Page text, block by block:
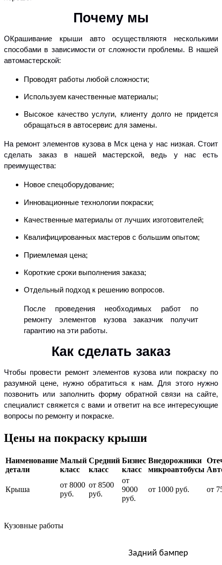
Почему мы
ОКрашивание крыши авто осуществляютя несколькими
способами в зависимости от сложности проблемы. В нашей
автомастерской:
Проводят работы любой сложности;
Используем качественные материалы;
Высокое качество услуги, клиенту долго не придется
обращаться в автосервис для замены.
На ремонт элементов кузова в Мск цена у нас низкая. Стоит
сделать заказ в нашей мастерской, ведь у нас есть
преимущества:
Новое спецоборудование;
Инновационные технологии покраски;
Качественные материалы от лучших изготовителей;
Квалифицированных мастеров с большим опытом;
Приемлемая цена;
Короткие сроки выполнения заказа;
Отдельный подход к решению вопросов.
После проведения необходимых работ по
ремонту элементов кузова заказчик получит
гарантию на эти работы.
Как сделать заказ
Чтобы провести ремонт элементов кузова или покраску по
разумной цене, нужно обратиться к нам. Для этого нужно
позвонить или заполнить форму обратной связи на сайте,
специалист свяжется с вами и ответит на все интересующие
вопросы по ремонту и покраске.
Цены на покраску крыши
Наименование
детали
Малый
класс
Средний
класс
Бизнес
класс
Внедорожники
микроавтобусы
Крыша
от 8000
руб.
от 8500
руб.
от
9000
руб.
от 1000 руб. от
Кузовные работы
Задний бампер